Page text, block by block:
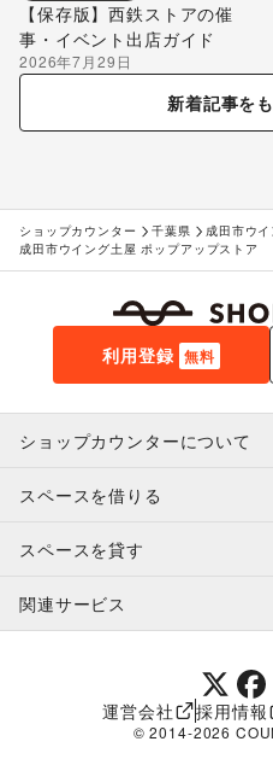
【保存版】西鉄ストアの催
事・イベント出店ガイド
2026年7月29日
新着記事を
ショップカウンター 千葉県
成田市ウ
成田市ウイング土屋 ポップアップストア
利用登録 無料
ショップカウンターについて
利用規約・ガイドライン
特定商取引法に基づく表示
補償プログラム
スペースを借りる
スペースを借りたい人へ
ユーザー利用規約
提携パートナー
スペースを貸す
スペースを貸したい方へ
オーナー利用規約
関連サービス
SHOPCOUNTER
ショップカウンターエンタ
ショップカウンター常設
運営会社 採用情報
© 2014-2026